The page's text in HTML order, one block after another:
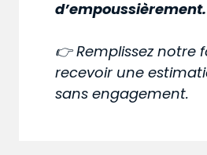
d’empoussièrement.
👉 Remplissez notre
recevoir une
sans engagement.